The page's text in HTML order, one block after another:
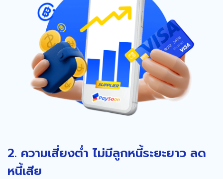
2. ความเสี่ยงต่ำ ไม่มีลูกหนี้ระยะยาว ลด
หนี้เสีย